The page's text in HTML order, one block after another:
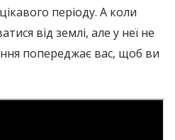
періоду. А коли
від землі, але у неї не
попереджає вас, щоб ви